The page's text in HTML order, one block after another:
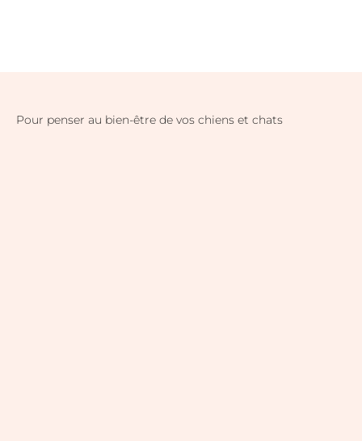
Pour penser au bien-être de vos chiens et chats